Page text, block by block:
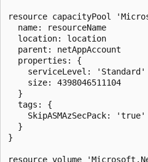
resource capacityPool
  name: resourceName
  location: location
  parent: netAppAccount
  properties: {
    serviceLevel: 'Standard'
    size: 4398046511104
  }
  tags: {
    SkipASMAzSecPack: 'true'
  }
}
resource volume